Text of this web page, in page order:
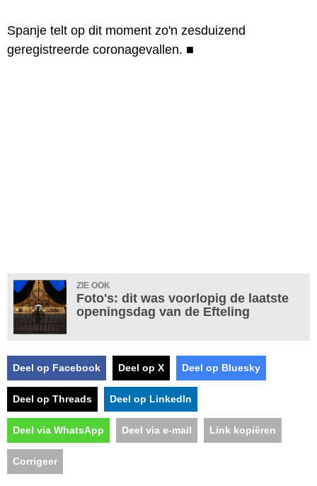
Spanje telt op dit moment zo'n zesduizend
geregistreerde coronagevallen. ■
ZIE OOK
Foto's: dit was voorlopig de laatste
openingsdag van de Efteling
Deel op Facebook Deel op X Deel op Bluesky
Deel op Threads Deel op LinkedIn
Deel via WhatsApp Deel via e-mail Link kopiëren
Corrigeer